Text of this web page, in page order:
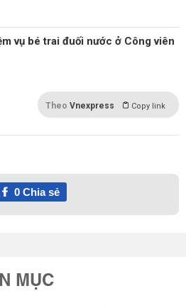
vụ bé trai đuối nước ở Công viên
Theo Vnexpress Copy link
0Chia sẻ
MỤC